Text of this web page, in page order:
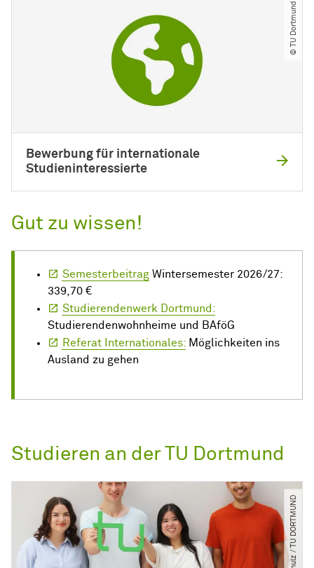
© TU Dortmund
Bewerbung für internationale
Studieninteressierte
Gut zu wissen!
Semesterbeitrag Wintersemester 2026/27:
339,70 €
Studierendenwerk Dortmund:
Studierendenwohnheime und BAföG
Referat Internationales: Möglichkeiten ins
Ausland zu gehen
Studieren an der TU Dortmund
© C. Schulz ​/​ TU DORTMUND